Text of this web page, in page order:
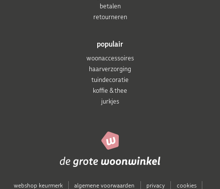
populair
woonaccessoires
haarverzorging
tuindecoratie
koffie & thee
jurkjes
betalen
retourneren
webshop keurmerk algemene voorwaarden privacy cookies